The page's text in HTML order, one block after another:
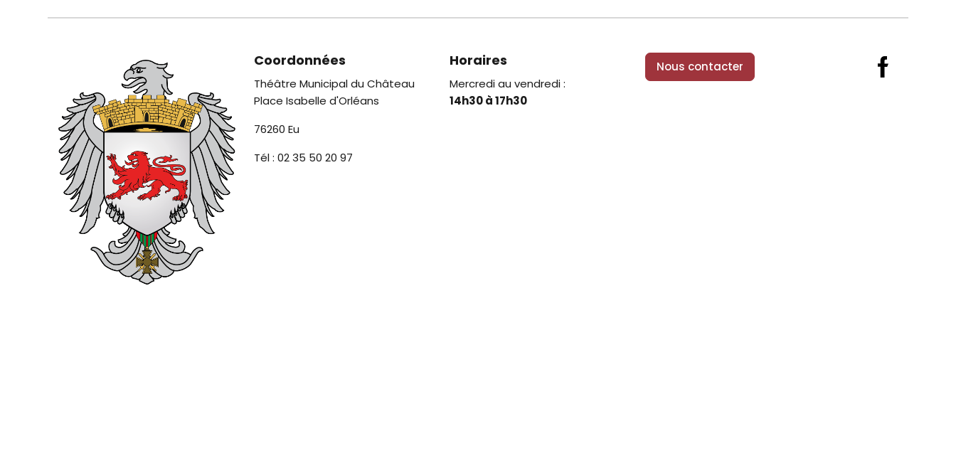
Coordonnées
Théâtre Municipal du Château
Place Isabelle d'Orléans
76260 Eu
Tél : 02 35 50 20 97
Horaires
Mercredi au vendredi :
14h30 à 17h30
Nous contacter Facebook